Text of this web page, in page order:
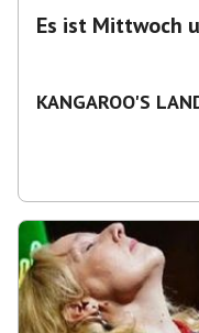
Es ist Mittwoch
KANGAROO'S